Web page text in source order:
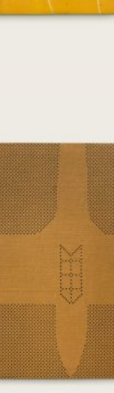
Le Cœur Net
260,00